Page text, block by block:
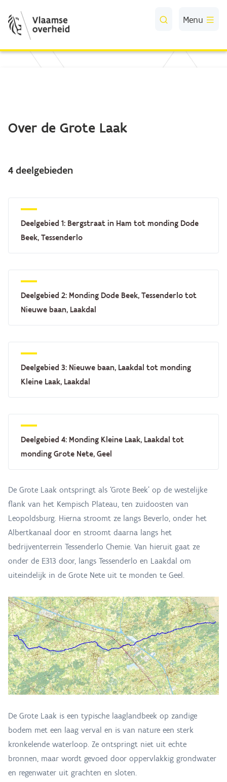
Skip to Main Content
Menu
Over de Grote Laak
4 deelgebieden
Deelgebied 1: Bergstraat in Ham tot monding Dode
Beek, Tessenderlo
Deelgebied 2: Monding Dode Beek, Tessenderlo tot
Nieuwe baan, Laakdal
Deelgebied 3: Nieuwe baan, Laakdal tot monding
Kleine Laak, Laakdal
Deelgebied 4: Monding Kleine Laak, Laakdal tot
monding Grote Nete, Geel
De Grote Laak ontspringt als ‘Grote Beek’ op de westelijke
flank van het Kempisch Plateau, ten zuidoosten van
Leopoldsburg. Hierna stroomt ze langs Beverlo, onder het
Albertkanaal door en stroomt daarna langs het
bedrijventerrein Tessenderlo Chemie. Van hieruit gaat ze
onder de E313 door, langs Tessenderlo en Laakdal om
uiteindelijk in de Grote Nete uit te monden te Geel.
De Grote Laak is een typische laaglandbeek op zandige
bodem met een laag verval en is van nature een sterk
kronkelende waterloop. Ze ontspringt niet uit echte
bronnen, maar wordt gevoed door oppervlakkig grondwater
en regenwater uit grachten en sloten.